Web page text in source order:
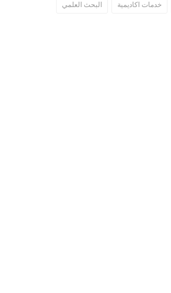
خدمات اكاديمية البحث العلمي